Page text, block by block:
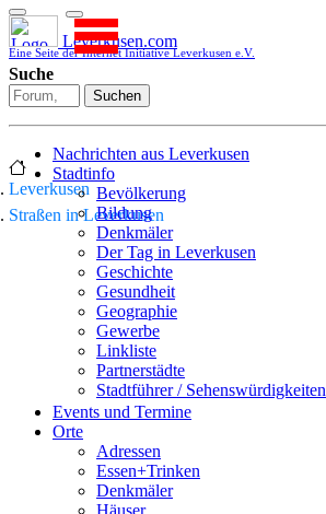
Leverkusen.com
Eine Seite der Internet Initiative Leverkusen e.V.
Suche
Suchen
Nachrichten aus Leverkusen
Stadtinfo
Bevölkerung
Bildung
Denkmäler
Der Tag in Leverkusen
Geschichte
Gesundheit
Geographie
Gewerbe
Linkliste
Partnerstädte
Stadtführer / Sehenswürdigkeiten
Stadtplan
Sport
Who is who
Wohnen
Events und Termine
Orte
Adressen
Essen+Trinken
Denkmäler
Häuser
Leverkusen
Straßen in Leverkusen